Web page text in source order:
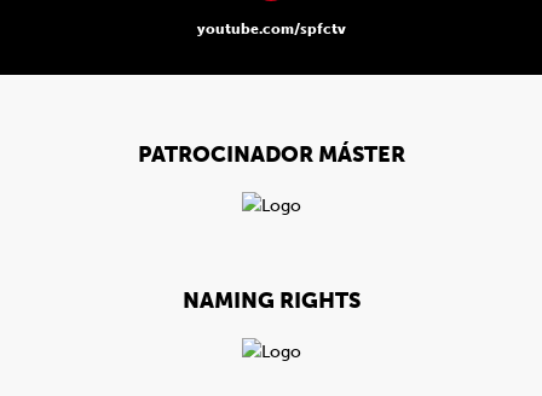
youtube.com/spfctv
PATROCINADOR MÁSTER
NAMING RIGHTS